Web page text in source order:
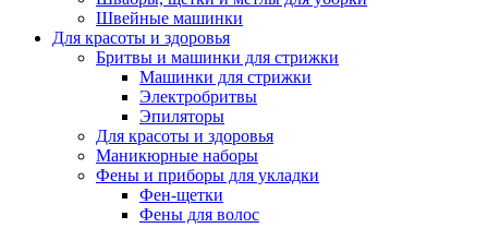
Швейные машинки
Для красоты и здоровья
Бритвы и машинки для стрижки
Машинки для стрижки
Электробритвы
Эпиляторы
Для красоты и здоровья
Маникюрные наборы
Фены и приборы для укладки
Фен-щетки
Фены для волос